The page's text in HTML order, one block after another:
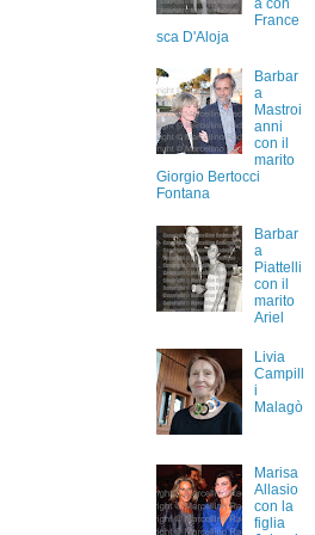
a con
France
sca D'Aloja
Barbar
a
Mastroi
anni
con il
marito
Giorgio Bertocci
Fontana
Barbar
a
Piattelli
con il
marito
Ariel
Livia
Campill
i
Malagò
Marisa
Allasio
con la
figlia